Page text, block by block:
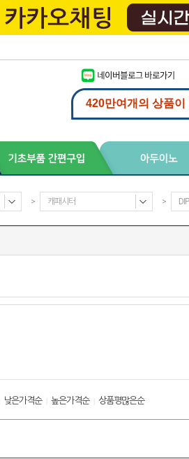
> 캐패시터 >
낮은가격순| 높은가격순| 상품평많은순